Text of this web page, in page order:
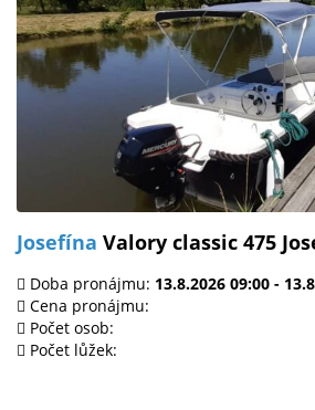
Josefína Valory classic 475
Doba pronájmu: 13.8.2026 09:00 -
Cena pronájmu:
Počet osob:
Počet lůžek: